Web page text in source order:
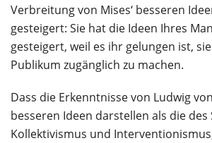
Verbreitung von Mises‘ besseren
gesteigert: Sie hat die Ideen Ihres
gesteigert, weil es ihr gelungen ist,
Publikum zugänglich zu machen.
Dass die Erkenntnisse von Ludwig
besseren Ideen darstellen als die des
Kollektivismus und